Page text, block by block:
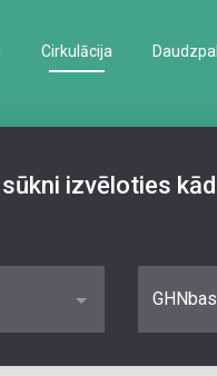
Cirkulācija
izvēloties